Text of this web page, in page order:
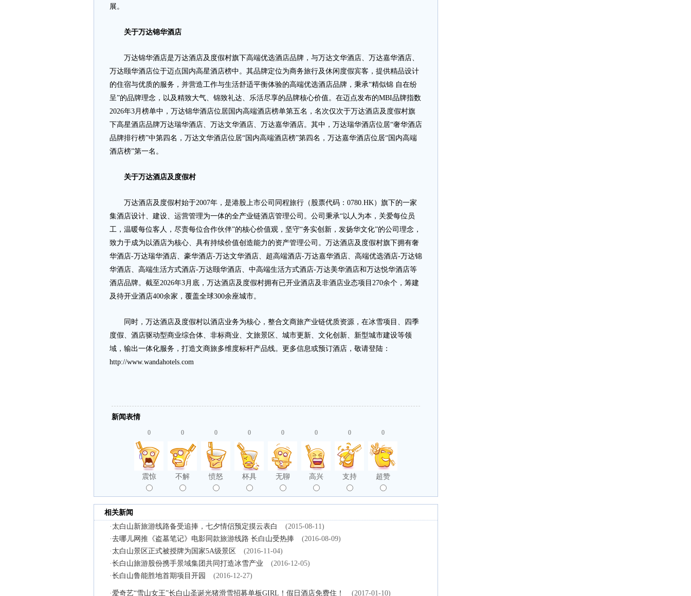
展。
关于万达锦华酒店
万达锦华酒店是万达酒店及度假村旗下高端优选酒店品牌，与万达文华酒店、万达嘉华酒店、
万达颐华酒店位于迈点国内高星酒店榜中。其品牌定位为商务旅行及休闲度假宾客，提供精品设计
的住宿与优质的服务，并营造工作与生活舒适平衡体验的高端优选酒店品牌，秉承“精似锦 自在纷
呈”的品牌理念，以及精致大气、锦致礼达、乐活尽享的品牌核心价值。在迈点发布的MBI品牌指数
2026年3月榜单中，万达锦华酒店位居国内高端酒店榜单第五名，名次仅次于万达酒店及度假村旗
下高星酒店品牌万达瑞华酒店、万达文华酒店、万达嘉华酒店。其中，万达瑞华酒店位居“奢华酒店
品牌排行榜”中第四名，万达文华酒店位居“国内高端酒店榜”第四名，万达嘉华酒店位居“国内高端
酒店榜”第一名。
关于万达酒店及度假村
万达酒店及度假村始于2007年，是港股上市公司同程旅行（股票代码：0780.HK）旗下的一家
集酒店设计、建设、运营管理为一体的全产业链酒店管理公司。公司秉承“以人为本，关爱每位员
工，温暖每位客人，尽责每位合作伙伴”的核心价值观，坚守“务实创新，发扬华文化”的公司理念，
致力于成为以酒店为核心、具有持续价值创造能力的资产管理公司。万达酒店及度假村旗下拥有奢
华酒店-万达瑞华酒店、豪华酒店-万达文华酒店、超高端酒店-万达嘉华酒店、高端优选酒店-万达锦
华酒店、高端生活方式酒店-万达颐华酒店、中高端生活方式酒店-万达美华酒店和万达悦华酒店等
酒店品牌。截至2026年3月底，万达酒店及度假村拥有已开业酒店及非酒店业态项目270余个，筹建
及待开业酒店400余家，覆盖全球300余座城市。
同时，万达酒店及度假村以酒店业务为核心，整合文商旅产业链优质资源，在冰雪项目、四季
度假、酒店驱动型商业综合体、非标商业、文旅景区、城市更新、文化创新、新型城市建设等领
域，输出一体化服务，打造文商旅多维度标杆产品线。更多信息或预订酒店，敬请登陆：
http://www.wandahotels.com
新闻表情
0
震惊
0
不解
0
愤怒
0
杯具
0
无聊
0
高兴
0
支持
0
超赞
相关新闻
· 太白山新旅游线路备受追捧，七夕情侣预定摸云表白
(2015-08-11)
·去哪儿网推《盗墓笔记》电影同款旅游线路 长白山受热捧
(2016-08-09)
· 太白山景区正式被授牌为国家5A级景区
(2016-11-04)
·长白山旅游股份携手景域集团共同打造冰雪产业
(2016-12-05)
·长白山鲁能胜地首期项目开园 (2016-12-27)
·爱奇艺“雪山女王”长白山圣诞光猪滑雪招募单板GIRL！假日酒店免费住！ (2017-01-10)